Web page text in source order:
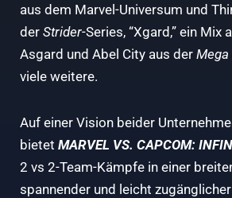
aus dem Marvel-Universum und
der Strider-Series, “Xgard,” ein Mix
Asgard und Abel City aus der Mega
viele weitere.
Auf einer Vision beider
bietet MARVEL VS. CAPCOM:
2 vs 2-Team-Kämpfe in einer
spannender und leicht zugänglicher